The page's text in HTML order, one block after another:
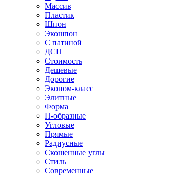
Массив
Пластик
Шпон
Экошпон
С патиной
ДСП
Стоимость
Дешевые
Дорогие
Эконом-класс
Элитные
Форма
П-образные
Угловые
Прямые
Радиусные
Скошенные углы
Стиль
Современные